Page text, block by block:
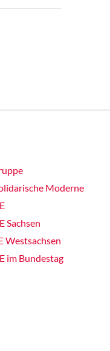
Moderne
Sachsen
Westsachsen
im Bundestag